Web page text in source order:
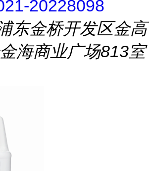
20228098
东金桥开发区金高
海商业广场813室